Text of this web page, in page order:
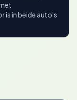
is in beide auto's